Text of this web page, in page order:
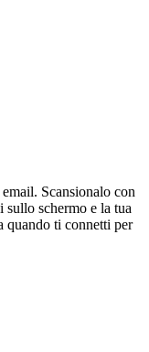
Scansionalo con
schermo e la tua
quando ti connetti per